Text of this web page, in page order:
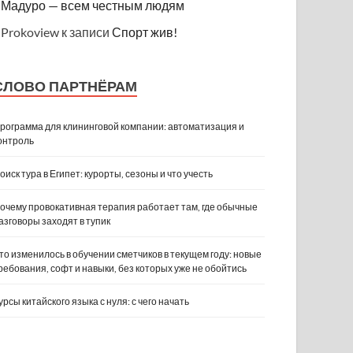
Мадуро — всем честным людям
Prokoview к записиСпорт жив!
ПАРТНЁРАМ
для клининговой компании: автоматизация и
тура в Египет: курорты, сезоны и что учесть
провокативная терапия работает там, где обычные
заходят в тупик
изменилось в обучении сметчиков в текущем году: новые
софт и навыки, без которых уже не обойтись
китайского языка с нуля: с чего начать